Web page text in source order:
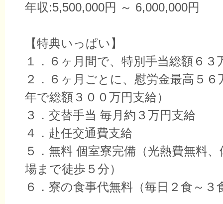
年収:5,500,000円 ～ 6,000,000円
【特典いっぱい】
１．６ヶ月間で、特別手当総額６３
２．６ヶ月ごとに、慰労金最高５６
年で総額３００万円支給）
３．交替手当 毎月約３万円支給
４．赴任交通費支給
５．無料 個室寮完備（光熱費無料
場まで徒歩５分）
６．寮の食事代無料（毎日２食～３